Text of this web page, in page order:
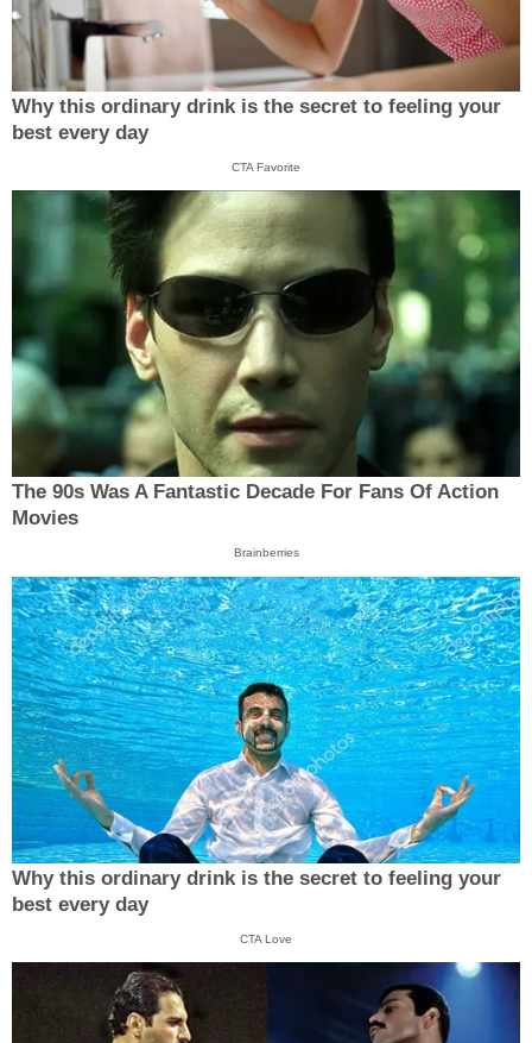
Why this ordinary drink is the secret to feeling your
best every day
CTA Favorite
The 90s Was A Fantastic Decade For Fans Of Action
Movies
Brainberries
Why this ordinary drink is the secret to feeling your
best every day
CTA Love